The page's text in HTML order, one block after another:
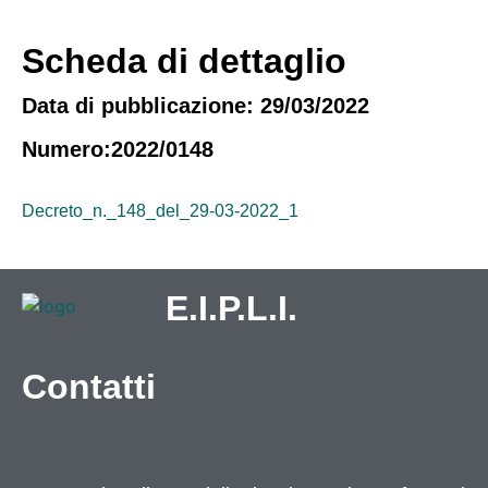
Scheda di dettaglio
Data di pubblicazione: 29/03/2022
Numero:2022/0148
Decreto_n._148_del_29-03-2022_1
E.I.P.L.I.
Contatti